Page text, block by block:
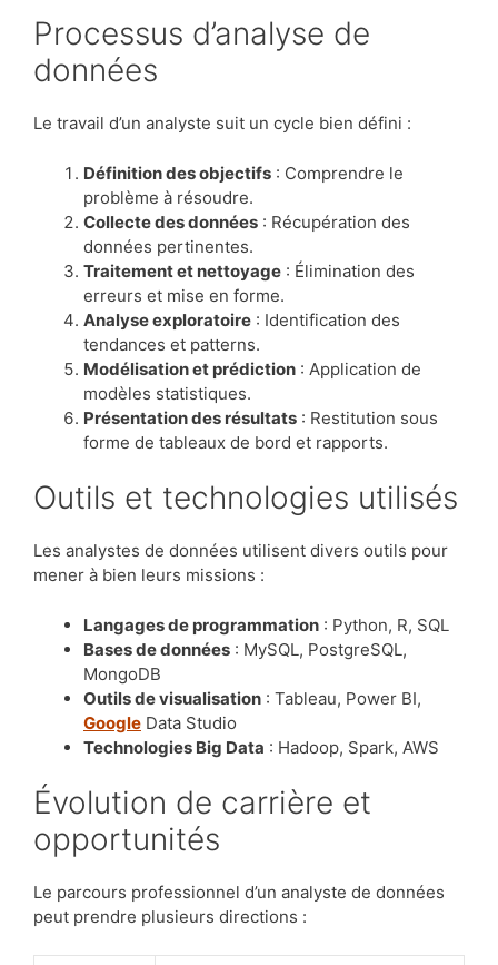
Processus d’analyse de
données
Le travail d’un analyste suit un cycle bien défini :
Définition des objectifs : Comprendre le
problème à résoudre.
Collecte des données : Récupération des
données pertinentes.
Traitement et nettoyage : Élimination des
erreurs et mise en forme.
Analyse exploratoire : Identification des
tendances et patterns.
Modélisation et prédiction : Application de
modèles statistiques.
Présentation des résultats : Restitution sous
forme de tableaux de bord et rapports.
Outils et technologies utilisés
Les analystes de données utilisent divers outils pour
mener à bien leurs missions :
Langages de programmation : Python, R, SQL
Bases de données : MySQL, PostgreSQL,
MongoDB
Outils de visualisation : Tableau, Power BI,
Google Data Studio
Technologies Big Data : Hadoop, Spark, AWS
Évolution de carrière et
opportunités
Le parcours professionnel d’un analyste de données
peut prendre plusieurs directions :